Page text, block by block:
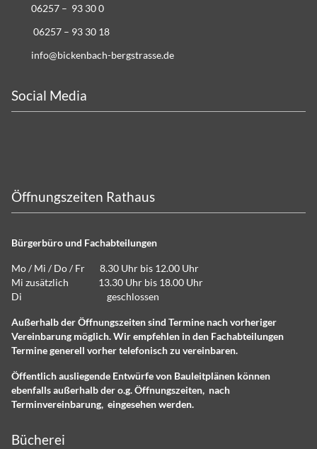
06257 – 93 30 0
06257 – 93 30 18
info@bickenbach-bergstrasse.de
Social Media
Öffnungszeiten Rathaus
Bürgerbüro und Fachabteilungen
Mo / Mi / Do / Fr 8.30 Uhr bis 12.00 Uhr
Mi zusätzlich 13.30 Uhr bis 18.00 Uhr
Di geschlossen
Außerhalb der Öffnungszeiten sind Termine nach vorheriger
Vereinbarung möglich. Wir empfehlen in den Fachabteilungen
Termine generell vorher telefonisch zu vereinbaren.
Öffentlich ausliegende Entwürfe von Bauleitplänen können
ebenfalls außerhalb der o.g. Öffnungszeiten, nach
Terminvereinbarung, eingesehen werden.
Bücherei